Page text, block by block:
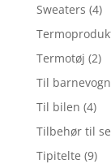
Sweaters (4)
Termotøj (2)
Til
Til bilen (4)
Tilbehør til
Tipitelte (9)